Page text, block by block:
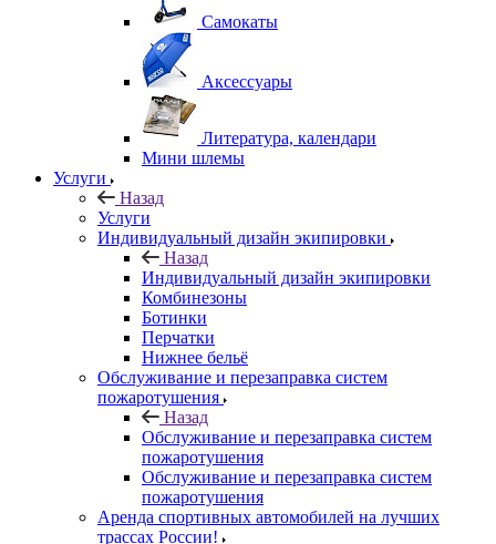
Самокаты
Аксессуары
Литература, календари
Мини шлемы
Услуги
Назад
Услуги
Индивидуальный дизайн экипировки
Назад
Индивидуальный дизайн экипировки
Комбинезоны
Ботинки
Перчатки
Нижнее бельё
Обслуживание и перезаправка систем
пожаротушения
Назад
Обслуживание и перезаправка систем
пожаротушения
Обслуживание и перезаправка систем
пожаротушения
Аренда спортивных автомобилей на лучших
трассах России!